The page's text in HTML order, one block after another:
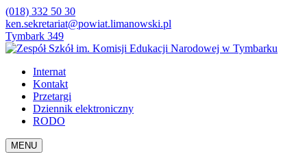
(018) 332 50 30
ken.sekretariat@powiat.limanowski.pl
Tymbark 349
Internat
Kontakt
Przetargi
Dziennik elektroniczny
RODO
MENU